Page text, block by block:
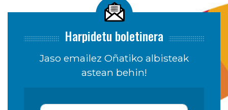
Harpidetu boletinera
Jaso emailez Oñatiko albisteak
astean behin!